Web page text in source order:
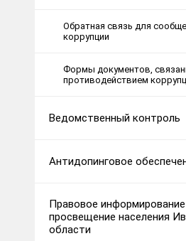
Обратная связь для
коррупции
Формы документов,
противодействием
Ведомственный контроль
Антидопинговое
Правовое
просвещение населения
области